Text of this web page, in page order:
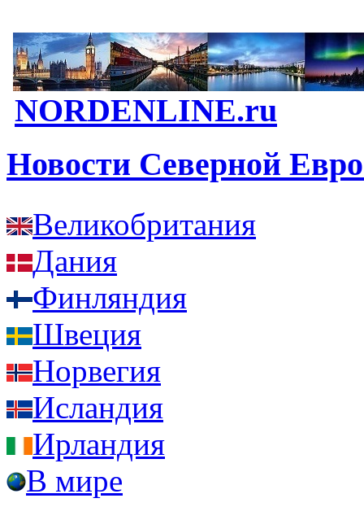
NORDENLINE.ru
Новости Северной
Великобритания
Дания
Финляндия
Швеция
Норвегия
Исландия
Ирландия
В мире